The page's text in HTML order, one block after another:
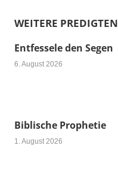
WEITERE PREDIGTEN
Entfessele den Segen
6. August 2026
Biblische Prophetie
1. August 2026